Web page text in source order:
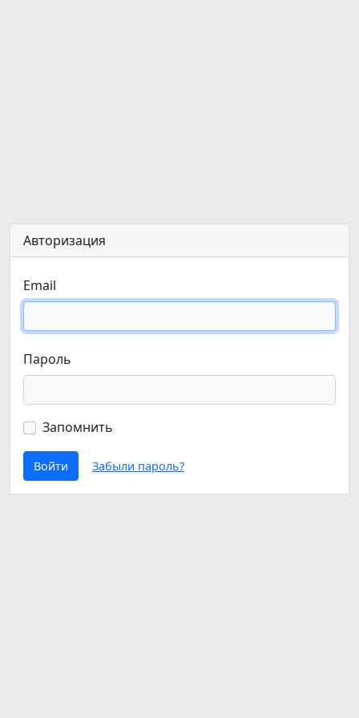
Авторизация
Email
Пароль
Запомнить
Войти Забыли пароль?